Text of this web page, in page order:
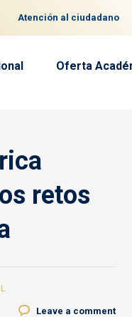
Atención al ciudadano
Oferta
retos
Leave a comment